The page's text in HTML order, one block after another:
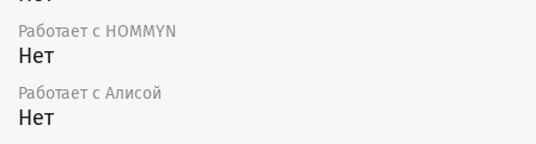
помещениях и для транспортировки воздуха с
Уход
Работает с HOMMYN
Нет
Работает с Алисой
Нет